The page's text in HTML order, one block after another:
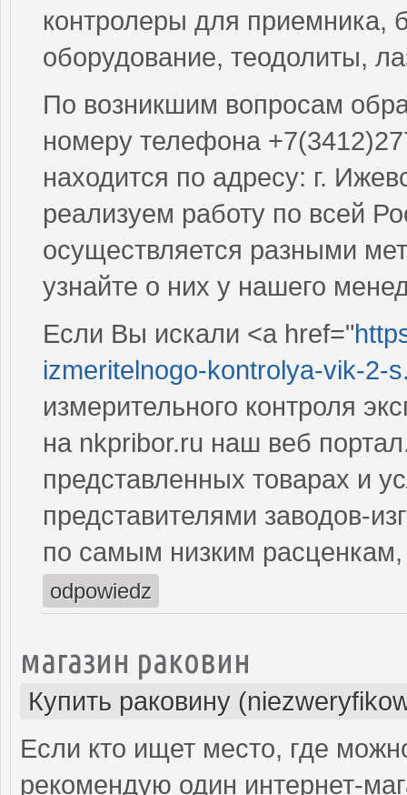
контролеры для приемника,
оборудование, теодолиты,
По возникшим вопросам
номеру телефона
находится по адресу: г.
реализуем работу по всей
осуществляется разными
узнайте о них у нашего
Если Вы искали <a href="
izmeritelnogo-kontrolya-vik-2-
измерительного контроля
на nkpribor.ru наш веб
представленных товарах и
представителями заводов-
по самым низким
odpowiedz
магазин раковин
Купить раковину
Если кто ищет место, где
рекомендую один интернет-